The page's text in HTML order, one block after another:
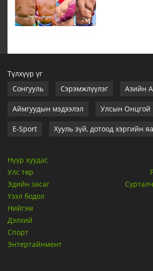
Түлхүүр үг
Сонгууль
Сэрэмжлүүлэг Азийн
Аймгуудын мэдээлэл Улсын Онцгой
E-Sport Хууль зүй, дотоод хэргийн
Нүүр хуудас
Улс төр
Эдийн засаг
Үзэл бодол
Нийгэм
Дэлхий
Спорт
Энтертайнмент